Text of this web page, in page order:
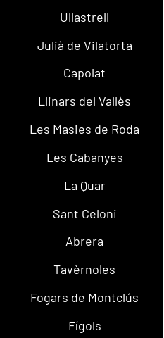
Ullastrell
Julià de Vilatorta
Capolat
Llinars del Vallès
Les Masies de Roda
Les Cabanyes
La Quar
Sant Celoni
Abrera
Tavèrnoles
Fogars de Montclús
Fígols